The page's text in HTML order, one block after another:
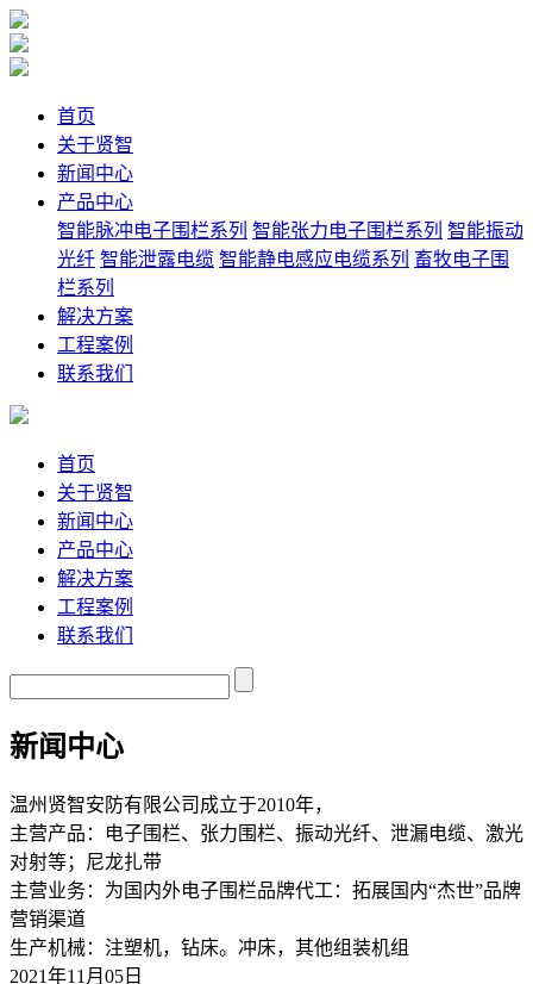
首页
关于贤智
新闻中心
产品中心
智能脉冲电子围栏系列 智能张力电子围栏系列 智能振动
光纤 智能泄露电缆 智能静电感应电缆系列 畜牧电子围
栏系列
解决方案
工程案例
联系我们
首页
关于贤智
新闻中心
产品中心
解决方案
工程案例
联系我们
新闻中心
温州贤智安防有限公司成立于2010年，
主营产品：电子围栏、张力围栏、振动光纤、泄漏电缆、激光
对射等；尼龙扎带
主营业务：为国内外电子围栏品牌代工：拓展国内“杰世”品牌
营销渠道
生产机械：注塑机，钻床。冲床，其他组装机组
2021年11月05日